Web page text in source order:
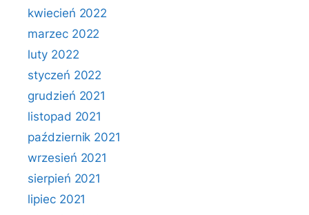
kwiecień 2022
marzec 2022
luty 2022
styczeń 2022
grudzień 2021
listopad 2021
październik 2021
wrzesień 2021
sierpień 2021
lipiec 2021